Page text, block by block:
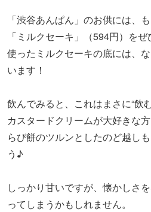
「渋谷あんぱん」のお供には、
「ミルクセーキ」（594円）を
使ったミルクセーキの底には、
います！
飲んでみると、これはまさに“飲
カスタードクリームが大好きな
らび餅のツルンとしたのど越し
う♪
しっかり甘いですが、懐かしさ
ってしまうかもしれません。